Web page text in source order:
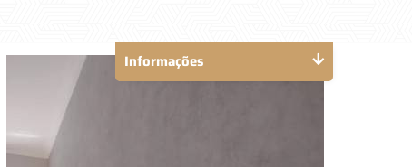
Informações